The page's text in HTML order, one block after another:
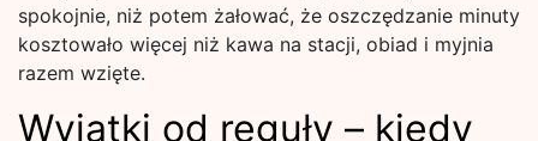
spokojnie, niż potem żałować, że oszczędzanie minuty
kosztowało więcej niż kawa na stacji, obiad i myjnia
razem wzięte.
Wyjątki od reguły – kiedy